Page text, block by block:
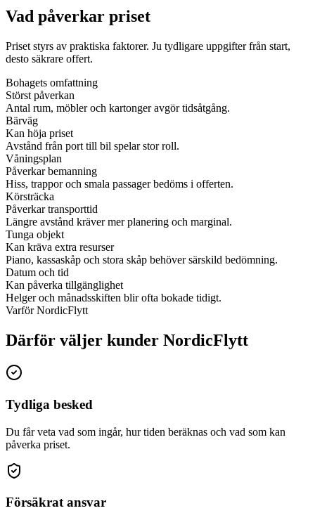
Vad påverkar priset
Priset styrs av praktiska faktorer. Ju tydligare uppgifter från start,
desto säkrare offert.
Bohagets omfattning
Störst påverkan
Antal rum, möbler och kartonger avgör tidsåtgång.
Bärväg
Kan höja priset
Avstånd från port till bil spelar stor roll.
Våningsplan
Påverkar bemanning
Hiss, trappor och smala passager bedöms i offerten.
Körsträcka
Påverkar transporttid
Längre avstånd kräver mer planering och marginal.
Tunga objekt
Kan kräva extra resurser
Piano, kassaskåp och stora skåp behöver särskild bedömning.
Datum och tid
Kan påverka tillgänglighet
Helger och månadsskiften blir ofta bokade tidigt.
Varför NordicFlytt
Därför väljer kunder NordicFlytt
Tydliga besked
Du får veta vad som ingår, hur tiden beräknas och vad som kan
påverka priset.
Försäkrat ansvar